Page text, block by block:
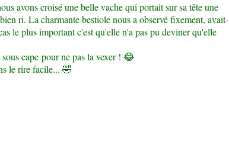
avons croisé une belle vache qui portait sur sa tête une
ri. La charmante bestiole nous a observé fixement, avait-
le plus important c'est qu'elle n'a pas pu deviner qu'elle
cape pour ne pas la vexer ! 😂
le rire facile... 🤣